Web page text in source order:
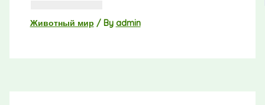
Животный мир / By admin